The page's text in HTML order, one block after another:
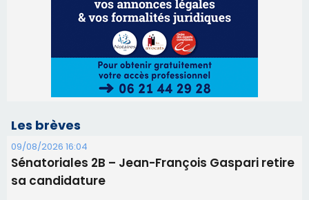
Les brèves
09/08/2026 16:04
Sénatoriales 2B – Jean-François Gaspari retire
sa candidature